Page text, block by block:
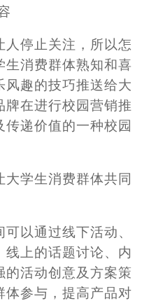
人停止关注，所以怎
生消费群体熟知和喜
风趣的技巧推送给大
牌在进行校园营销推
传递价值的一种校园
大学生消费群体共同
以通过线下活动、
线上的话题讨论、内
的活动创意及方案策
体参与，提高产品对